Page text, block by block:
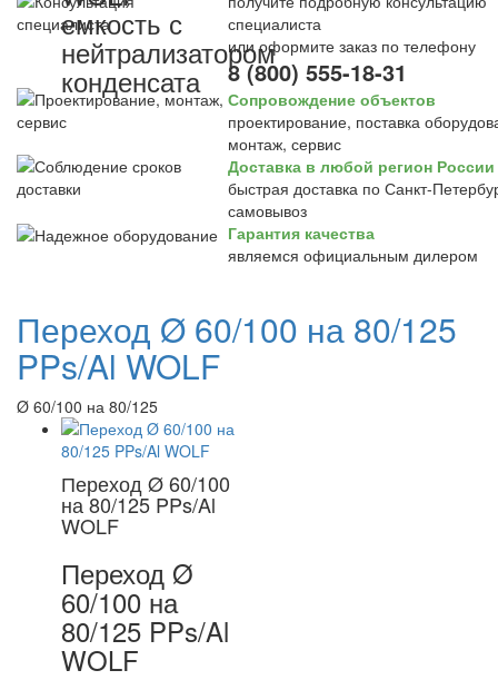
емкость с
нейтрализатором
конденсата
специалиста
или оформите заказ по телефону
8 (800) 555-18-31
Сопровождение объектов
проектирование, поставка
монтаж, сервис
Доставка в любой регион России
быстрая доставка по Санкт-
самовывоз
Гарантия качества
являемся официальным дилером
Переход Ø 60/100 на 80/125
PPs/Al WOLF
Ø 60/100 на 80/125
Переход Ø 60/100
на 80/125 PPs/Al
WOLF
Переход Ø
60/100 на
80/125 PPs/Al
WOLF